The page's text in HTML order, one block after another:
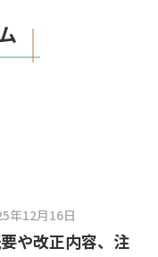
年12月16日
や改正内容、注